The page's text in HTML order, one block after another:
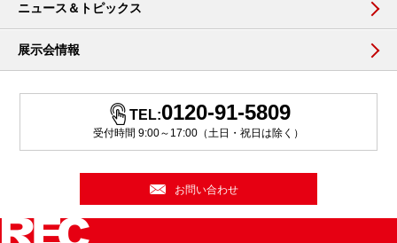
ニュース＆トピックス
展示会情報
TEL:0120-91-5809
受付時間 9:00～17:00（土日・祝日は除く）
お問い合わせ